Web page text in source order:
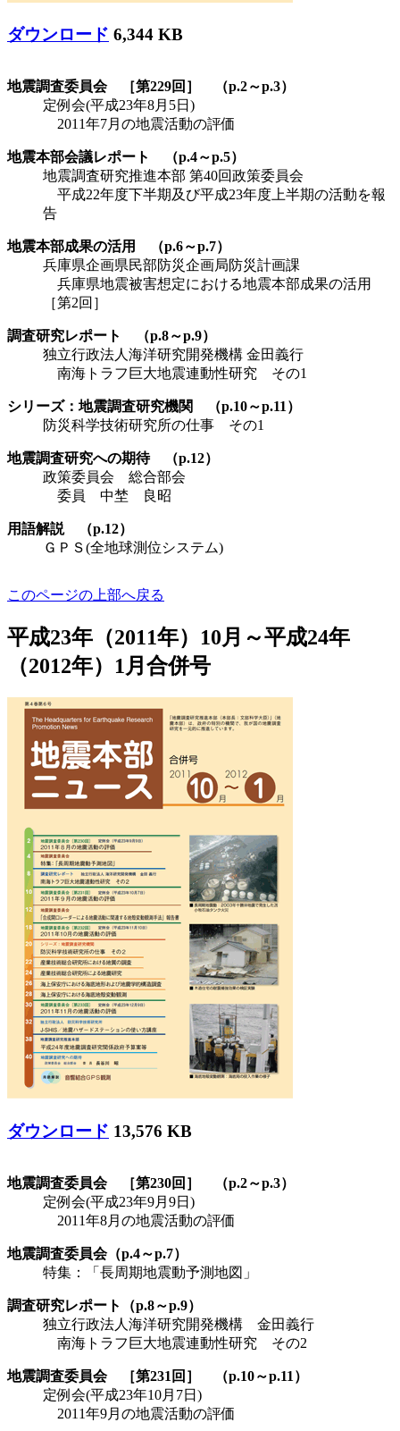
ダウンロード 6,344 KB
地震調査委員会 ［第229回］ （p.2～p.3）
定例会(平成23年8月5日)
2011年7月の地震活動の評価
地震本部会議レポート （p.4～p.5）
地震調査研究推進本部 第40回政策委員会
平成22年度下半期及び平成23年度上半期の活動を報
告
地震本部成果の活用 （p.6～p.7）
兵庫県企画県民部防災企画局防災計画課
兵庫県地震被害想定における地震本部成果の活用
［第2回］
調査研究レポート （p.8～p.9）
独立行政法人海洋研究開発機構 金田義行
南海トラフ巨大地震連動性研究 その1
シリーズ：地震調査研究機関 （p.10～p.11）
防災科学技術研究所の仕事 その1
地震調査研究への期待 （p.12）
政策委員会 総合部会
委員 中埜 良昭
用語解説 （p.12）
ＧＰＳ(全地球測位システム)
このページの上部へ戻る
平成23年（2011年）10月～平成24年
（2012年）1月合併号
ダウンロード 13,576 KB
地震調査委員会 ［第230回］ （p.2～p.3）
定例会(平成23年9月9日)
2011年8月の地震活動の評価
地震調査委員会（p.4～p.7）
特集：「長周期地震動予測地図」
調査研究レポート（p.8～p.9）
独立行政法人海洋研究開発機構 金田義行
南海トラフ巨大地震連動性研究 その2
地震調査委員会 ［第231回］ （p.10～p.11）
定例会(平成23年10月7日)
2011年9月の地震活動の評価